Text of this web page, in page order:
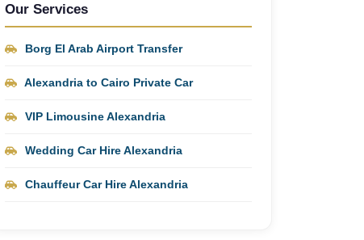
Our Services
Borg El Arab Airport Transfer
Alexandria to Cairo Private Car
VIP Limousine Alexandria
Wedding Car Hire Alexandria
Chauffeur Car Hire Alexandria